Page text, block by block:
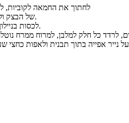
לחתוך את החמאה לקוביות,
של הבצק וללוש בעדינות עד שכל המצרכים מתאחדים.
לכסות בניילון נצמד ולהשאיר במקרר לפחות לשעתיים.